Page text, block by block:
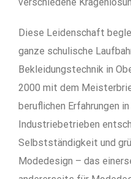
Diese Leidenschaft
ganze schulische
Bekleidungstechnik in
2000 mit dem
beruflichen Erfahrungen
Industriebetrieben
Selbstständigkeit und
Modedesign – das